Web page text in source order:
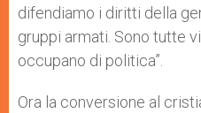
difendiamo i diritti della
gruppi armati. Sono tutte
occupano di politica”.
Ora la conversione al